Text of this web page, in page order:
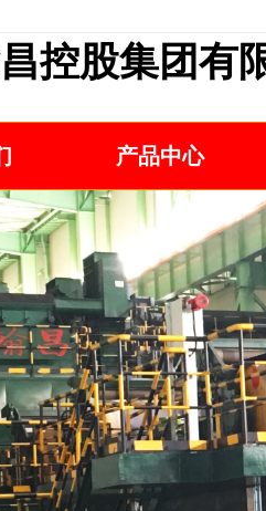
产品中心
控股集团有